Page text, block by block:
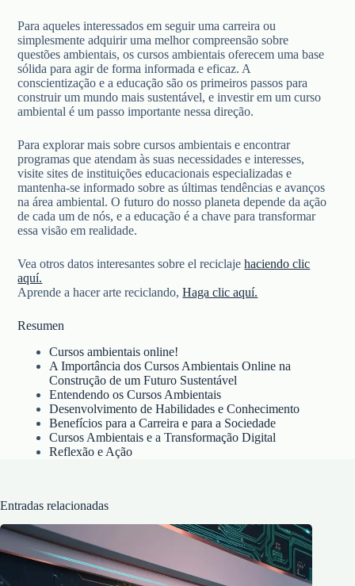
Para aqueles interessados em seguir uma carreira ou
simplesmente adquirir uma melhor compreensão sobre
questões ambientais, os cursos ambientais oferecem uma base
sólida para agir de forma informada e eficaz. A
conscientização e a educação são os primeiros passos para
construir um mundo mais sustentável, e investir em um curso
ambiental é um passo importante nessa direção.
Para explorar mais sobre cursos ambientais e encontrar
programas que atendam às suas necessidades e interesses,
visite sites de instituições educacionais especializadas e
mantenha-se informado sobre as últimas tendências e avanços
na área ambiental. O futuro do nosso planeta depende da ação
de cada um de nós, e a educação é a chave para transformar
essa visão em realidade.
Vea otros datos interesantes sobre el reciclajehaciendo clic
aquí.
Aprende a hacer arte reciclando,Haga clic aquí.
Resumen
Cursos ambientais online!
A Importância dos Cursos Ambientais Online na
Construção de um Futuro Sustentável
Entendendo os Cursos Ambientais
Desenvolvimento de Habilidades e Conhecimento
Benefícios para a Carreira e para a Sociedade
Cursos Ambientais e a Transformação Digital
Reflexão e Ação
Entradas relacionadas